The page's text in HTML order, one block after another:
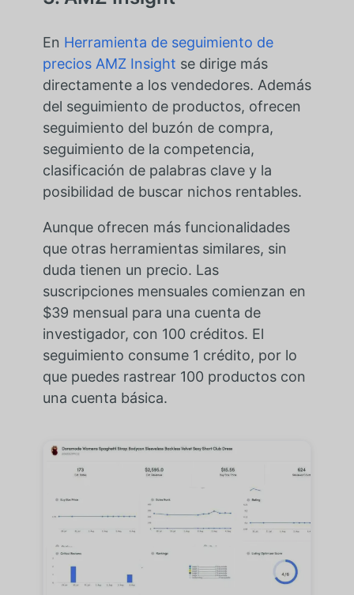
En Herramienta de seguimiento de
precios AMZ Insight se dirige más
directamente a los vendedores. Además
del seguimiento de productos, ofrecen
seguimiento del buzón de compra,
seguimiento de la competencia,
clasificación de palabras clave y la
posibilidad de buscar nichos rentables.
Aunque ofrecen más funcionalidades
que otras herramientas similares, sin
duda tienen un precio. Las
suscripciones mensuales comienzan en
$39 mensual para una cuenta de
investigador, con 100 créditos. El
seguimiento consume 1 crédito, por lo
que puedes rastrear 100 productos con
una cuenta básica.